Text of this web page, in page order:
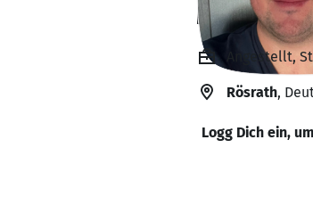
Max
Angestellt,
Rösrath,
Logg Dich ein,